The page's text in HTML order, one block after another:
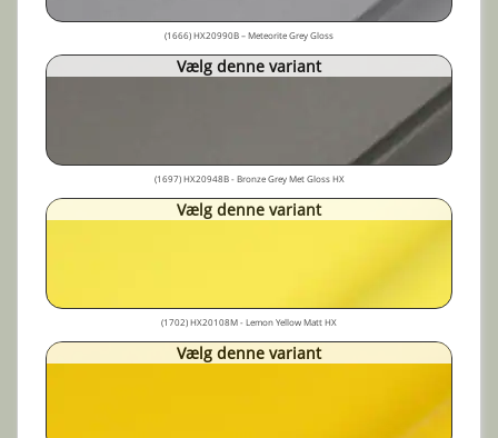
(1666) HX20990B – Meteorite Grey Gloss
Vælg denne variant
(1697) HX20948B - Bronze Grey Met Gloss HX
Vælg denne variant
(1702) HX20108M - Lemon Yellow Matt HX
Vælg denne variant